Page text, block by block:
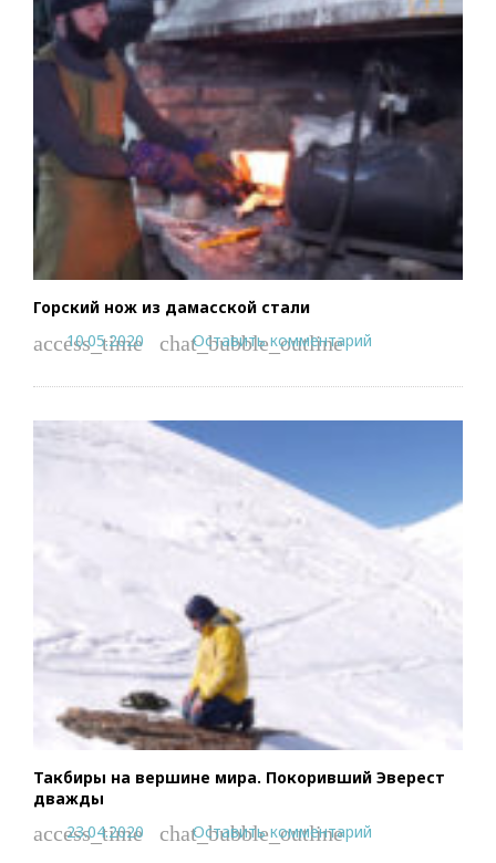
Горский нож из дамасской стали
access_time
10.05.2020 chat_bubble_outline
Оставить комментарий
Такбиры на вершине мира. Покоривший Эверест
дважды
access_time
23.04.2020 chat_bubble_outline
Оставить комментарий